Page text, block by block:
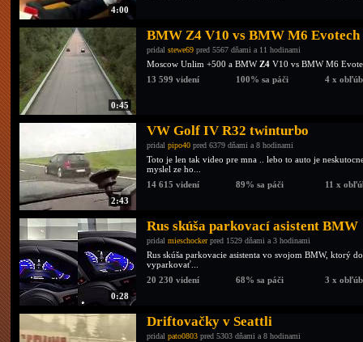
4:00
0:45
BMW Z4 V10 vs BMW M6 Evotech
pridal stewe69 pred 5567 dňami a 11 hodinami
Moscow Unlim +500 a BMWZ4 V10 vs BMW M6
13 599 videní
100% sa páči 4 x
2:43
VW Golf IV R32 twinturbo
pridal pipo40 pred 6379 dňami a 8 hodinami
Toto je len tak video pre mna .. lebo to auto je
myslel ze ho...
14 615 videní
89% sa páči 11 x
0:28
Rus skúša parkovací asistent BMW
pridal mieschockerpred 1529 dňami a 3 hodinami
Rus skúša parkovacie asistenta vo svojom BMW, ktorý
vyparkovať...
20 230 videní
68% sa páči 3 x
Driftovačky v Seattli
pridal pato0803 pred 5303 dňami a 8 hodinami